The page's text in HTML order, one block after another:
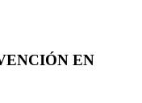
EN